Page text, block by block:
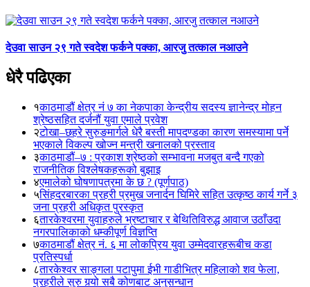
देउवा साउन २९ गते स्वदेश फर्कने पक्का, आरजु तत्काल नआउने
धेरै पढिएका
१काठमाडौं क्षेत्र नं ७ का नेकपाका केन्द्रीय सदस्य ज्ञानेन्द्र मोहन
श्रेष्ठसहित दर्जनौं युवा एमाले प्रवेश
२टोखा–छहरे सुरुङमार्गले धेरै बस्ती मापदण्डका कारण समस्यामा पर्ने
भएकाले विकल्प खोज्न मन्त्री खनालको प्रस्ताव
३काठमाडौं–७ : प्रकाश श्रेष्ठको सम्भावना मजबुत बन्दै गएको
राजनीतिक विश्लेषकहरूको बुझाइ
४एमालेको घोषणापत्रमा के छ ? (पूर्णपाठ)
५सिंहदरबारका प्रहरी प्रमुख जनार्दन घिमिरे सहित उत्कृष्ठ कार्य गर्ने ३
जना प्रहरी अधिकृत पुरस्कृत
६तारकेश्वरमा युवाहरुले भ्रष्टाचार र बेथितिविरुद्ध आवाज उठाँउदा
नगरपालिकाको धम्कीपूर्ण विज्ञप्ति
७काठमाडौं क्षेत्र नं. ६ मा लोकप्रिय युवा उम्मेदवारहरूबीच कडा
प्रतिस्पर्धा
८तारकेश्वर साङ्गला पटापुमा ईभी गाडीभित्र महिलाको शव फेला,
प्रहरीले सुरु गर्‍यो सबै कोणबाट अनुसन्धान